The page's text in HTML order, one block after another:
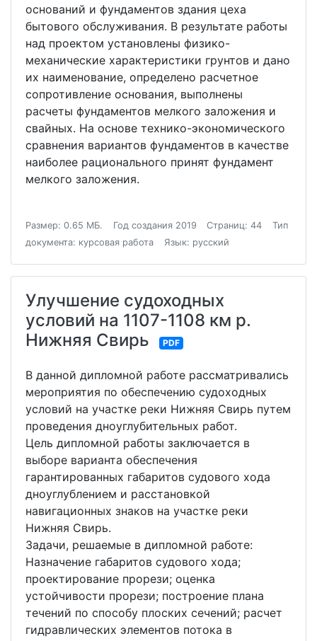
оснований и фундаментов здания цеха
бытового обслуживания. В результате работы
над проектом установлены физико-
механические характеристики грунтов и дано
их наименование, определено расчетное
сопротивление основания, выполнены
расчеты фундаментов мелкого заложения и
свайных. На основе технико-экономического
сравнения вариантов фундаментов в качестве
наиболее рационального принят фундамент
мелкого заложения.
Размер: 0.65 МБ. Год создания 2019 Страниц: 44
Тип
документа: курсовая работа
Язык: русский
Улучшение судоходных
условий на 1107-1108 км р.
Нижняя Свирь
PDF
В данной дипломной работе рассматривались
мероприятия по обеспечению судоходных
условий на участке реки Нижняя Свирь путем
проведения дноуглубительных работ.
Цель дипломной работы заключается в
выборе варианта обеспечения
гарантированных габаритов судового хода
дноуглублением и расстановкой
навигационных знаков на участке реки
Нижняя Свирь.
Задачи, решаемые в дипломной работе:
Назначение габаритов судового хода;
проектирование прорези; оценка
устойчивости прорези; построение плана
течений по способу плоских сечений; расчет
гидравлических элементов потока в